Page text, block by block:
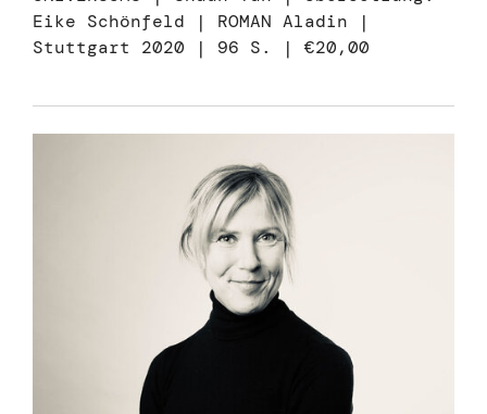
Eike Schönfeld | ROMAN Aladin |
Stuttgart 2020 | 96 S. | €20,00